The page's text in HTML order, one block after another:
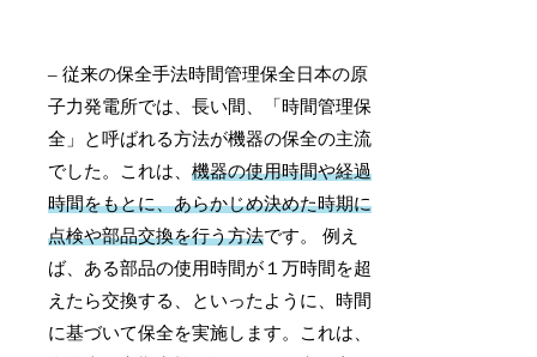
– 従来の保全手法時間管理保全日本の原
子力発電所では、長い間、「時間管理保
全」と呼ばれる方法が機器の保全の主流
でした。これは、機器の使用時間や経過
時間をもとに、あらかじめ決めた時期に
点検や部品交換を行う方法です。 例え
ば、ある部品の使用時間が１万時間を超
えたら交換する、といったように、時間
に基づいて保全を実施します。これは、